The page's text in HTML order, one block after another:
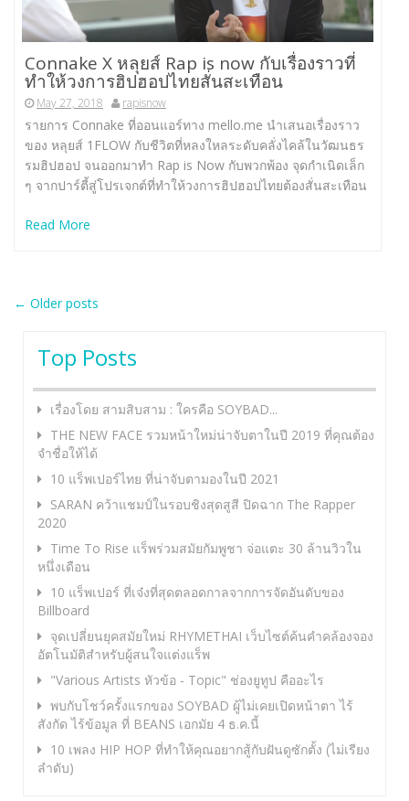
Connake X หลุยส์ Rap is now กับเรื่องราวที่
ทำให้วงการฮิปฮอปไทยสั่นสะเทือน
May 27, 2018 rapisnow
รายการ Connake ที่ออนแอร์ทาง mello.me นำเสนอเรื่องราว
ของ หลุยส์ 1FLOW กับชีวิตที่หลงใหลระดับคลั่งไคล้ในวัฒนธร
รมฮิปฮอป จนออกมาทำ Rap is Now กับพวกพ้อง จุดกำเนิดเล็ก
ๆ จากปาร์ตี้สู่โปรเจกต์ที่ทำให้วงการฮิปฮอปไทยต้องสั่นสะเทือน
Read More
Post
navigation
← Older posts
Top Posts
เรื่องโดย สามสิบสาม : ใครคือ SOYBAD...
THE NEW FACE รวมหน้าใหม่น่าจับตาในปี 2019 ที่คุณต้อง
จำชื่อให้ได้
10 แร็พเปอร์ไทย ที่น่าจับตามองในปี 2021
SARAN คว้าแชมป์ในรอบชิงสุดสูสี ปิดฉาก The Rapper
2020
Time To Rise แร็พร่วมสมัยกัมพูชา จ่อแตะ 30 ล้านวิวใน
หนึ่งเดือน
10 แร็พเปอร์ ที่เจ๋งที่สุดตลอดกาลจากการจัดอันดับของ
Billboard
จุดเปลี่ยนยุคสมัยใหม่ RHYMETHAI เว็บไซต์ค้นคำคล้องจอง
อัตโนมัติสำหรับผู้สนใจแต่งแร็พ
"Various Artists หัวข้อ - Topic" ช่องยูทูป คืออะไร
พบกับโชว์ครั้งแรกของ SOYBAD ผู้ไม่เคยเปิดหน้าตา ไร้
สังกัด ไร้ข้อมูล ที่ BEANS เอกมัย 4 ธ.ค.นี้
10 เพลง HIP HOP ที่ทำให้คุณอยากสู้กับฝันดูซักตั้ง (ไม่เรียง
ลำดับ)